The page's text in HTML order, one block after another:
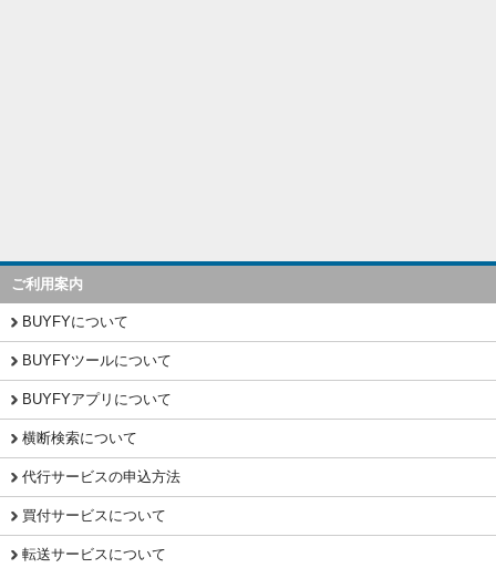
ご利用案内
BUYFYについて
BUYFYツールについて
BUYFYアプリについて
横断検索について
代行サービスの申込方法
買付サービスについて
転送サービスについて